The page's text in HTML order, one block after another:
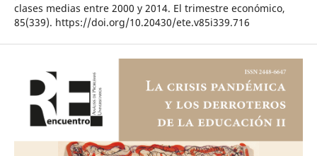
clases medias entre 2000 y 2014. El trimestre económico,
85(339). https://doi.org/10.20430/ete.v85i339.716